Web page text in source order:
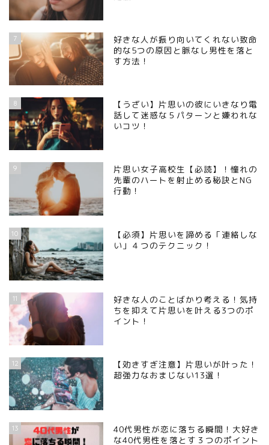
7
好きな人が振り向いてくれない致命
的な5つの原因と脈なし男性を落と
す方法！
8
【うざい】片思いの彼にいきなり電
話して迷惑な５パターンと嫌われな
いコツ！
9
片思い女子高校生【必読】！憧れの
先輩のハートを射止める秘訣とNG
行動！
10
【必須】片思いを諦める「連絡しな
い」４つのテクニック！
11
好きな人のことばかり考える！気持
ちを抑えて片思いを叶える3つのポ
イント！
12
【効きすぎ注意】片思いが叶った！
超強力なおまじない13選！
13
40代男性が恋に落ちる瞬間！大好き
な40代男性を落とす３つのポイント